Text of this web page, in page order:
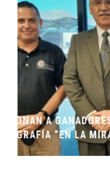
LOS